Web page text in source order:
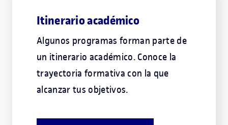
Itinerario académico
Algunos programas forman parte de
un itinerario académico. Conoce la
trayectoria formativa con la que
alcanzar tus objetivos.